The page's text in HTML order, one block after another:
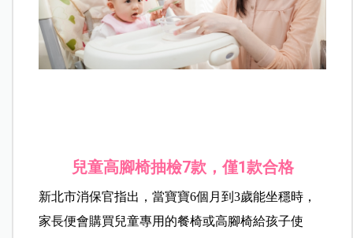
兒童高腳椅抽檢7款，僅1款合格
新北市消保官指出，當寶寶6個月到3歲能坐穩時，
家長便會購買兒童專用的餐椅或高腳椅給孩子使